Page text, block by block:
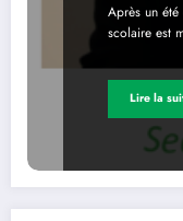
Après un
scolaire est
Lire la